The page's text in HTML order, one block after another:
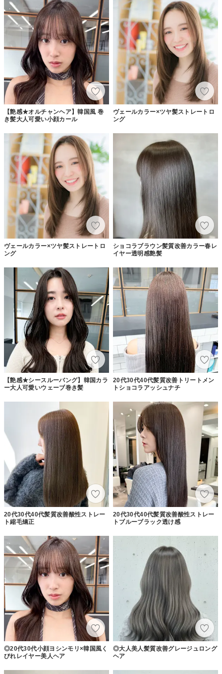
【艶感★オルチャンヘア】韓国風 巻
き髪大人可愛い小顔カール
ヴェールカラー×ツヤ髪ストレートロ
ング
ヴェールカラー×ツヤ髪ストレートロ
ング
ショコラブラウン髪質改善カラー春レ
イヤー透明感艶髪
【艶感★シースルーバング】韓国カラ
ー大人可愛いウェーブ巻き髪
20代30代40代髪質改善トリートメン
トショコラアッシュナチ
20代30代40代髪質改善酸性ストレー
ト縮毛矯正
20代30代40代髪質改善酸性ストレー
トブルーブラック透け感
◎20代30代小顔ヨシンモリ×韓国風く
びれレイヤー美人ヘア
◎大人美人髪質改善グレージュロング
ヘア